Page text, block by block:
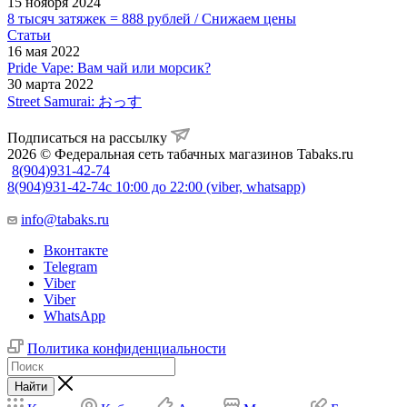
8 тысяч затяжек = 888 рублей / Снижаем цены
Статьи
16 мая 2022
Pride Vape: Вам чай или морсик?
30 марта 2022
Street Samurai: おっす
Подписаться на рассылку
2026 © Федеральная сеть табачных магазинов Tabaks.ru
8(904)931-42-74
8(904)931-42-74с 10:00 до 22:00 (viber, whatsapp)
info@tabaks.ru
Вконтакте
Telegram
Viber
Viber
WhatsApp
Политика конфиденциальности
Найти